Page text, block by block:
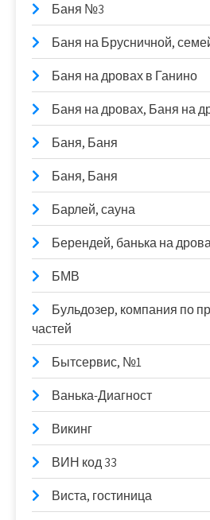
Баня №3
Баня на Брусничной,
Баня на дровах в Ганино
Баня на дровах, Баня на
Баня, Баня
Баня, Баня
Барлей, сауна
Берендей, банька на
БМВ
Бульдозер, компания по
частей
Бытсервис, №1
Ванька-Диагност
Викинг
ВИН код 33
Виста, гостиница